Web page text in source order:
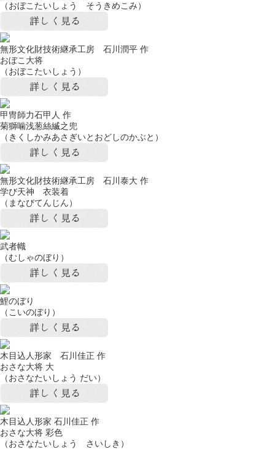
（おぼこたいしょう そうきめこみ）
無形文化財技術継承工房 石川潤平 作
おぼこ大将
（おぼこたいしょう）
甲冑師力石甲人 作
菊獅噛浅葱絲縅之兜
（きくしかみあさぎいとおどしのかぶと）
無形文化財技術継承工房 石川泰大 作
学び天神 衣装着
（まなびてんじん）
武者幟
（むしゃのぼり）
鯉のぼり
（こいのぼり）
木目込人形家 石川佳正 作
おさな大将 大
（おさなたいしょう だい）
木目込人形家 石川佳正 作
おさな大将 彩色
（おさなたいしょう さいしき）